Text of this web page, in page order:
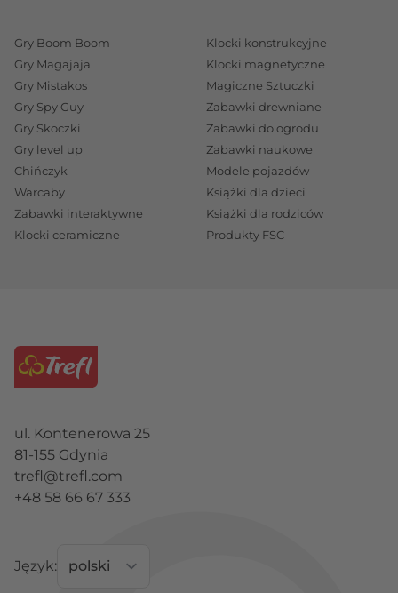
Gry Boom Boom
Gry Magajaja
Gry Mistakos
Gry Spy Guy
Gry Skoczki
Gry level up
Chińczyk
Warcaby
Zabawki interaktywne
Klocki ceramiczne
Klocki konstrukcyjne
Klocki magnetyczne
Magiczne Sztuczki
Zabawki drewniane
Zabawki do ogrodu
Zabawki naukowe
Modele pojazdów
Książki dla dzieci
Książki dla rodziców
Produkty FSC
ul. Kontenerowa 25
81-155 Gdynia
trefl@trefl.com
+48 58 66 67 333
Język: